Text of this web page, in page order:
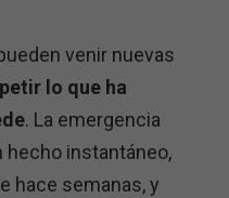
venir nuevas
lo que ha
. La emergencia
hecho instantáneo,
hace semanas, y